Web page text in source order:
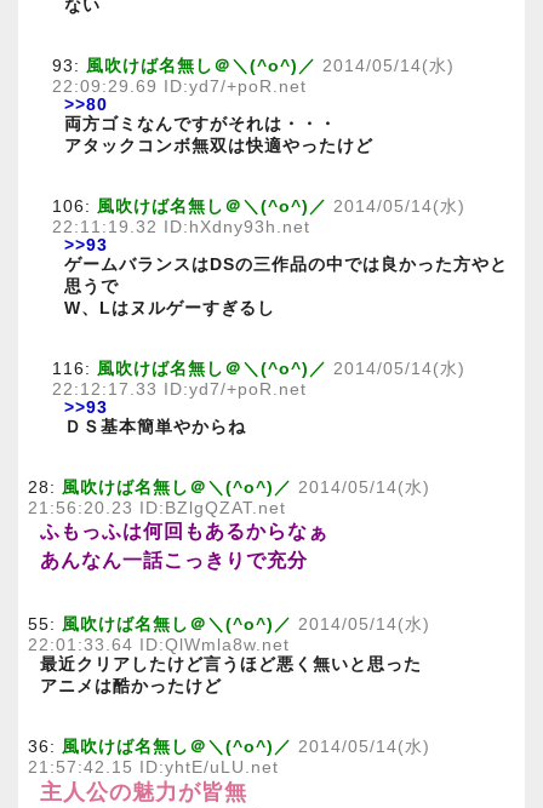
ない
93: 風吹けば名無し＠＼(^o^)／ 2014/05/14(水)
22:09:29.69 ID:yd7/+poR.net
>>80
両方ゴミなんですがそれは・・・
アタックコンボ無双は快適やったけど
106: 風吹けば名無し＠＼(^o^)／ 2014/05/14(水)
22:11:19.32 ID:hXdny93h.net
>>93
ゲームバランスはDSの三作品の中では良かった方やと
思うで
W、Lはヌルゲーすぎるし
116: 風吹けば名無し＠＼(^o^)／ 2014/05/14(水)
22:12:17.33 ID:yd7/+poR.net
>>93
ＤＳ基本簡単やからね
28: 風吹けば名無し＠＼(^o^)／ 2014/05/14(水)
21:56:20.23 ID:BZlgQZAT.net
ふもっふは何回もあるからなぁ
あんなん一話こっきりで充分
55: 風吹けば名無し＠＼(^o^)／ 2014/05/14(水)
22:01:33.64 ID:QlWmla8w.net
最近クリアしたけど言うほど悪く無いと思った
アニメは酷かったけど
36: 風吹けば名無し＠＼(^o^)／ 2014/05/14(水)
21:57:42.15 ID:yhtE/uLU.net
主人公の魅力が皆無